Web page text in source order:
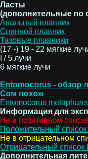
Ласты
(дополнительные по
Анальный плавник
Спинной плавник
Тазовые плавники
(17 -) 19 - 22 мягкие
I / 5 лучи
6 мягкие лучи
Entomocorus - обзор
Сом похож
Entomocorus
Информация для
Не в позитивном
Положительный
Не в отрицательном
Отрицательный список
Дополнительная